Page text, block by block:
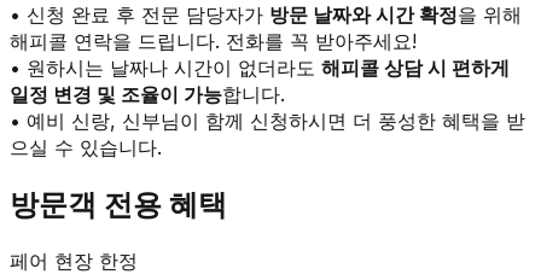
• 신청 완료 후 전문 담당자가 방문 날짜와 시간 확정을 위해
해피콜 연락을 드립니다. 전화를 꼭 받아주세요!
• 원하시는 날짜나 시간이 없더라도 해피콜 상담 시 편하게
일정 변경 및 조율이 가능합니다.
• 예비 신랑, 신부님이 함께 신청하시면 더 풍성한 혜택을 받
으실 수 있습니다.
방문객 전용 혜택
페어 현장 한정